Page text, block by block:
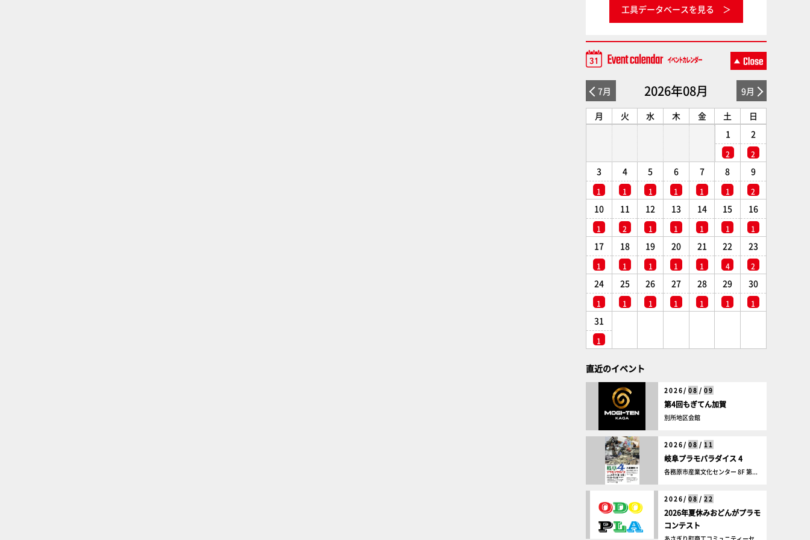
工具データベースを見る
7月 2026年08月 9月
月 火 水 木 金 土
日
1
2
2
2
3
1
4
1
5
1
6
1
7
1
8
1
9
2
10
1
11
2
12
1
13
1
14
1
15
1
16
1
17
1
18
1
19
1
20
1
21
1
22
4
23
2
24
1
25
1
26
1
27
1
28
1
29
1
30
1
31
1
直近のイベント
2026/ 08 / 09
第4回もぎてん加賀
別所地区会館
2026/ 08 / 11
岐阜プラモパラダイス 4
各務原市産業文化センター 8F 第...
2026/ 08 / 22
2026年夏休みおどんがプラモ
コンテスト